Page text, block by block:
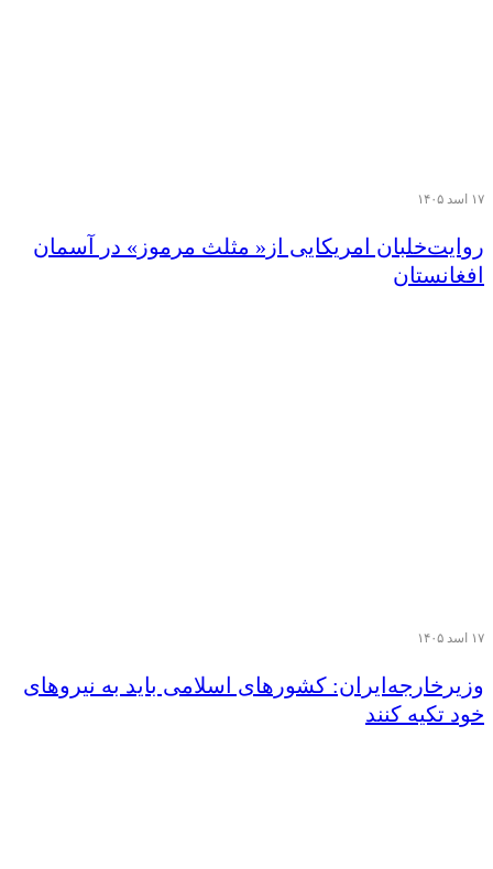
۱۷ اسد ۱۴۰۵
روایت‌خلبان امریکایی از« مثلث مرموز» در‌ آسمان
افغانستان
۱۷ اسد ۱۴۰۵
وزیر‌خارجه‌ایران: کشورهای اسلامی باید به نیروهای
خود تکیه کنند